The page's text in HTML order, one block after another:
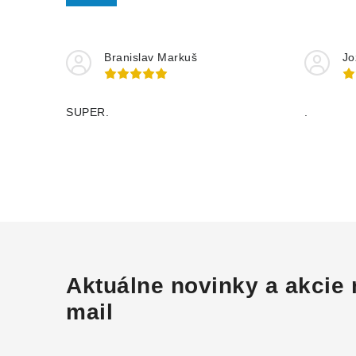
Branislav Markuš
SUPER.
Aktuálne novinky a akcie
mail